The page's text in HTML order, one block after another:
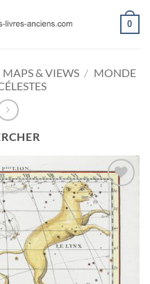
0
MAPS & VIEWS / MONDE
Ajouter
à la
wishlist